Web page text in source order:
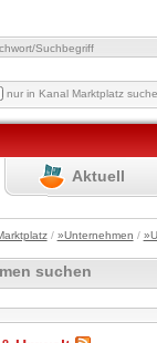
Suchbegriff
nur in Kanal Marktplatz
Aktuell
/ »Unternehmen /
suchen